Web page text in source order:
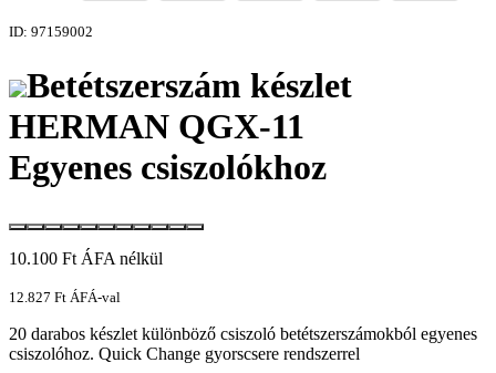
ID: 97159002
Betétszerszám készlet
HERMAN QGX-11
Egyenes csiszolókhoz
10.100 Ft ÁFA nélkül
12.827 Ft ÁFÁ-val
20 darabos készlet különböző csiszoló betétszerszámokból egyenes
csiszolóhoz. Quick Change gyorscsere rendszerrel